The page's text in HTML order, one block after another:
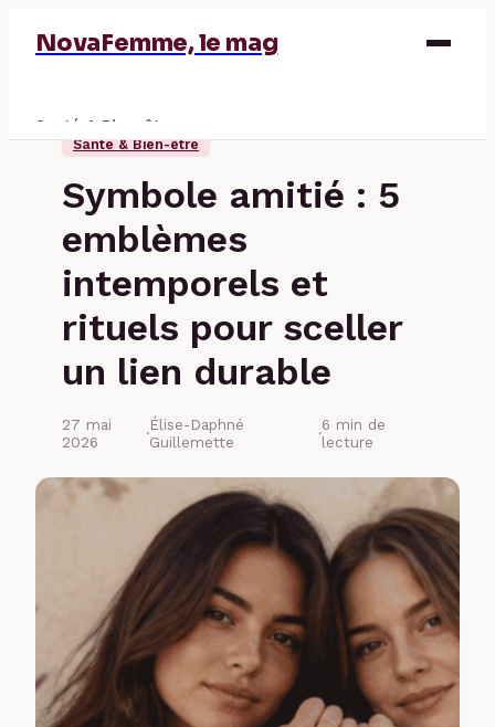
NovaFemme, le mag
Santé & Bien-être
Éducation & Emploi
Santé & Bien-être
Symbole amitié : 5
emblèmes
intemporels et
rituels pour sceller
un lien durable
27 mai
2026
·Élise-Daphné
Guillemette
·6 min de
lecture